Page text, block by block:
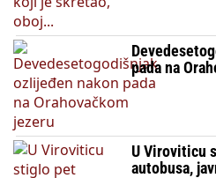
pada na
U Viroviticu
autobusa,